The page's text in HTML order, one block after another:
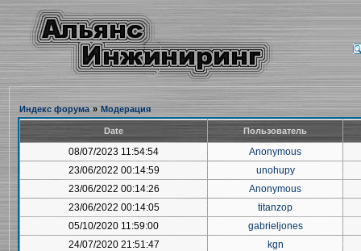
Индекс форума » Модерация
Date Пользователь
08/07/2023 11:54:54
Anonymous
23/06/2022 00:14:59
unohupy
23/06/2022 00:14:26
Anonymous
23/06/2022 00:14:05
titanzop
05/10/2020 11:59:00
gabrieljones
24/07/2020 21:51:47
kgn